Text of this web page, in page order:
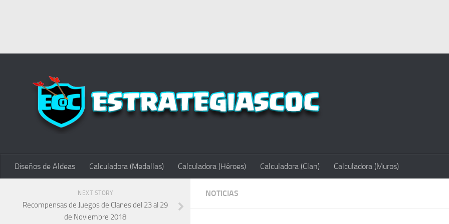
Diseños de Aldeas Calculadora (Medallas) Calculadora (Héroes) Calculadora (Clan) Calculadora (Muros)
NOTICIAS
NEXT STORY
Recompensas de Juegos de Clanes del 23 al 29
de Noviembre 2018